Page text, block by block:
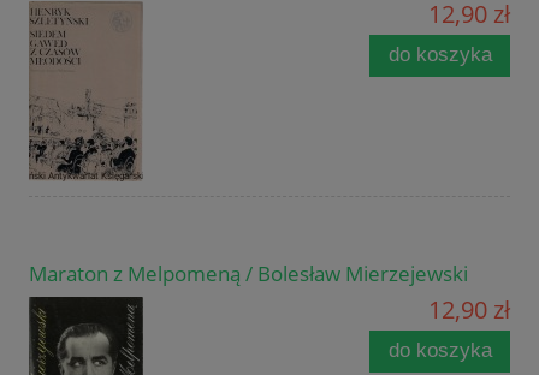
12,90 zł
do koszyka
Maraton z Melpomeną / Bolesław Mierzejewski
12,90 zł
do koszyka